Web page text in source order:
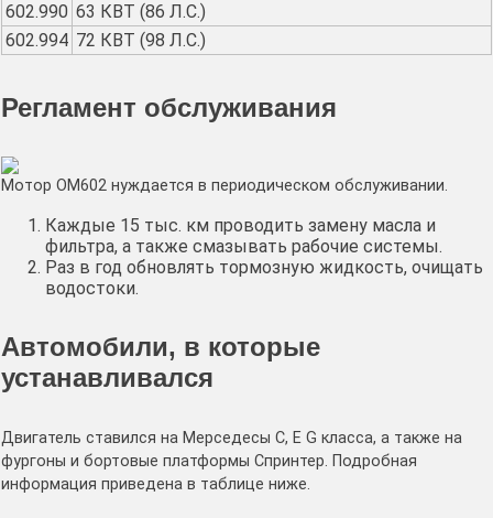
602.990 63 КВТ (86 Л.С.)
602.994 72 КВТ (98 Л.С.)
Регламент обслуживания
Мотор OM602 нуждается в периодическом обслуживании.
Каждые 15 тыс. км проводить замену масла и
фильтра, а также смазывать рабочие системы.
Раз в год обновлять тормозную жидкость, очищать
водостоки.
Автомобили, в которые
устанавливался
Двигатель ставился на Мерседесы C, E G класса, а также на
фургоны и бортовые платформы Спринтер. Подробная
информация приведена в таблице ниже.